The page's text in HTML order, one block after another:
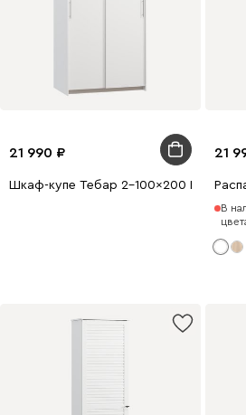
21 990
Шкаф-купе Тебар 2-100x200 Белый
21
В